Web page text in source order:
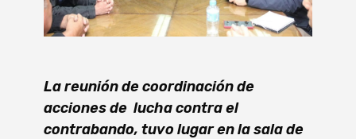
La reunión de coordinación de
acciones de lucha contra el
contrabando, tuvo lugar en la sala de